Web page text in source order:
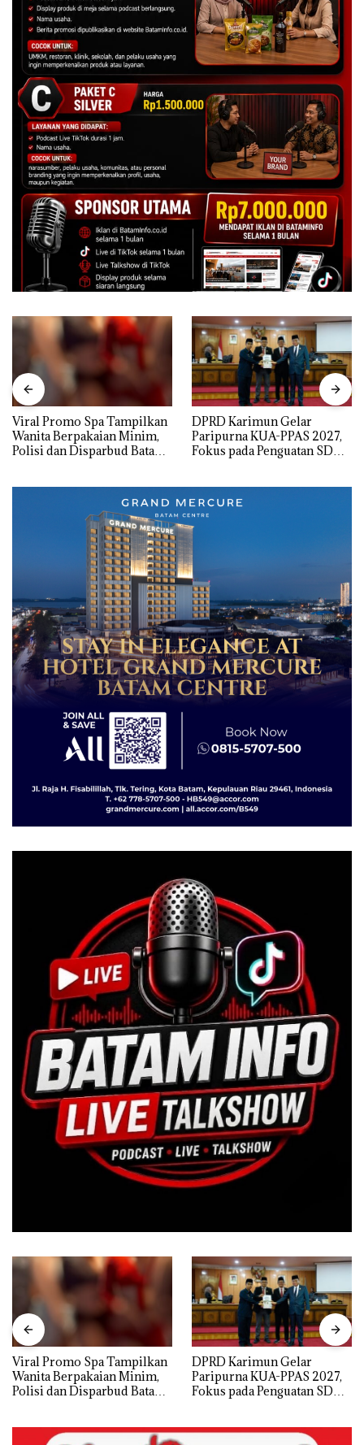
Viral Promo Spa Tampilkan
Wanita Berpakaian Minim,
Polisi dan Disparbud Batam
DPRD Karimun Gelar
Paripurna KUA-PPAS 2027,
Fokus pada Penguatan SDM,
Viral Promo Spa Tampilkan
Wanita Berpakaian Minim,
Polisi dan Disparbud Batam
DPRD Karimun Gelar
Paripurna KUA-PPAS 2027,
Fokus pada Penguatan SDM,